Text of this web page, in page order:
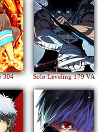
304 Solo Leveling 179VA